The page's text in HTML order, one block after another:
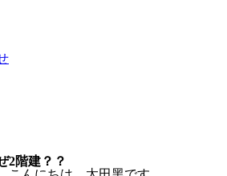
2階建？？